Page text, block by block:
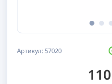
Артикул: 57020
110